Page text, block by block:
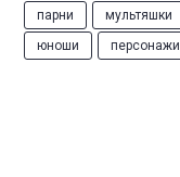
парни мультяшки
юноши
персонажи